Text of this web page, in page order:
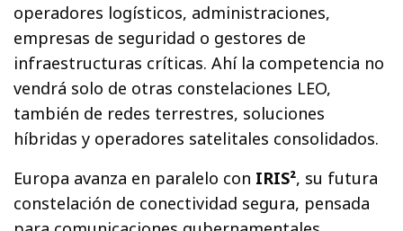
operadores logísticos, administraciones,
empresas de seguridad o gestores de
infraestructuras críticas. Ahí la competencia no
vendrá solo de otras constelaciones LEO,
también de redes terrestres, soluciones
híbridas y operadores satelitales consolidados.
Europa avanza en paralelo con IRIS², su futura
constelación de conectividad segura, pensada